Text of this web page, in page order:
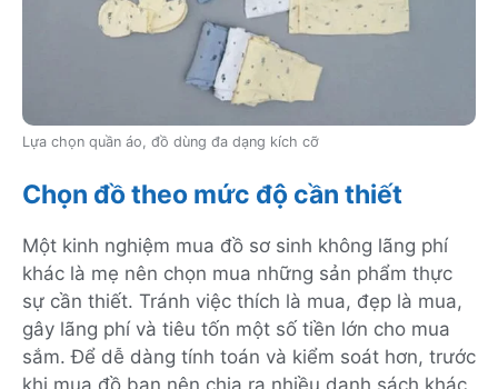
Lựa chọn quần áo, đồ dùng đa dạng kích cỡ
Chọn đồ theo mức độ cần thiết
Một kinh nghiệm mua đồ sơ sinh không lãng phí
khác là mẹ nên chọn mua những sản phẩm thực
sự cần thiết. Tránh việc thích là mua, đẹp là mua,
gây lãng phí và tiêu tốn một số tiền lớn cho mua
sắm. Để dễ dàng tính toán và kiểm soát hơn, trước